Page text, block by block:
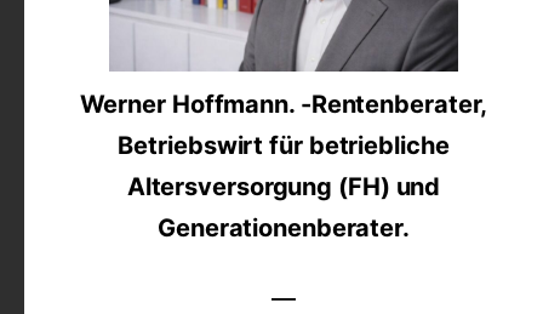
Werner Hoffmann. -Rentenberater,
Betriebswirt für betriebliche
Altersversorgung (FH) und
Generationenberater.
—